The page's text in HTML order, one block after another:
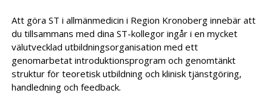
Att göra ST i allmänmedicin i Region Kronoberg innebär att
du tillsammans med dina ST-kollegor ingår i en mycket
välutvecklad utbildningsorganisation med ett
genomarbetat introduktionsprogram och genomtänkt
struktur för teoretisk utbildning och klinisk tjänstgöring,
handledning och feedback.